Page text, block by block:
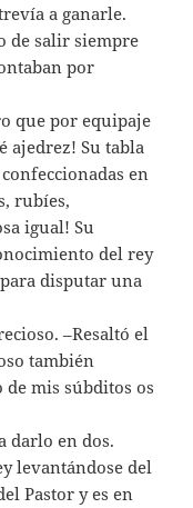
a ganarle.
de salir siempre
por
que por equipaje
ajedrez! Su tabla
en
rubíes,
igual! Su
del rey
disputar una
–Resaltó el
también
de mis súbditos os
darlo en dos.
levantándose del
Pastor y es en